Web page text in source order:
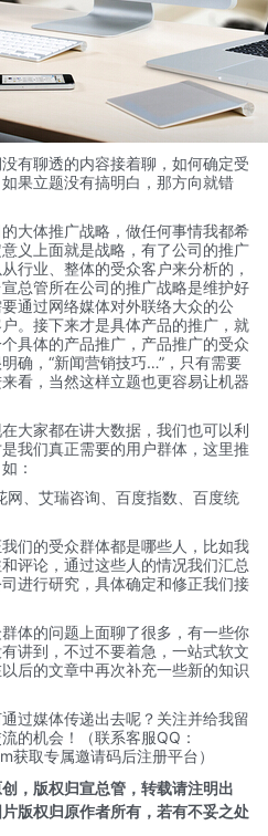
有聊透的内容接着聊，如何确定受
果立题没有搞明白，那方向就错
大体推广战略，做任何事情我都希
义上面就是战略，有了公司的推广
行业、整体的受众客户来分析的，
总管所在公司的推广战略是维护好
通过网络媒体对外联络大众的公
。接下来才是具体产品的推广，就
具体的产品推广，产品推广的受众
确，“新闻营销技巧…”，只有需要
看，当然这样立题也更容易让机器
大家都在讲大数据，我们也可以利
我们真正需要的用户群体，这里推
：
、艾瑞咨询、百度指数、百度统
们的受众群体都是哪些人，比如我
评论，通过这些人的情况我们汇总
进行研究，具体确定和修正我们接
体的问题上面聊了很多，有一些你
讲到，不过不要着急，一站式软文
后的文章中再次补充一些新的知识
过媒体传递出去呢？关注并给我留
的机会！（联系客服QQ：
取专属邀请码后注册平台）
，版权归宣总管，转载请注明出
版权归原作者所有，若有不妥之处